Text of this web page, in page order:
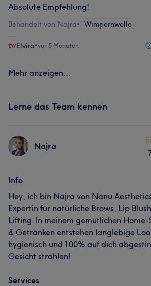
Absolute Empfehlung!
Behandelt von Najra• Wimpernwelle
Elvira•vor 5 Monaten
Mehr anzeigen...
Lerne das Team kennen
Najra
Info
Hey, ich bin Najra von Nanu
Expertin für natürliche Brows, Lip
Lifting. In meinem gemütlichen
& Getränken entstehen langlebige
hygienisch und 100% auf dich
Gesicht strahlen!
Services